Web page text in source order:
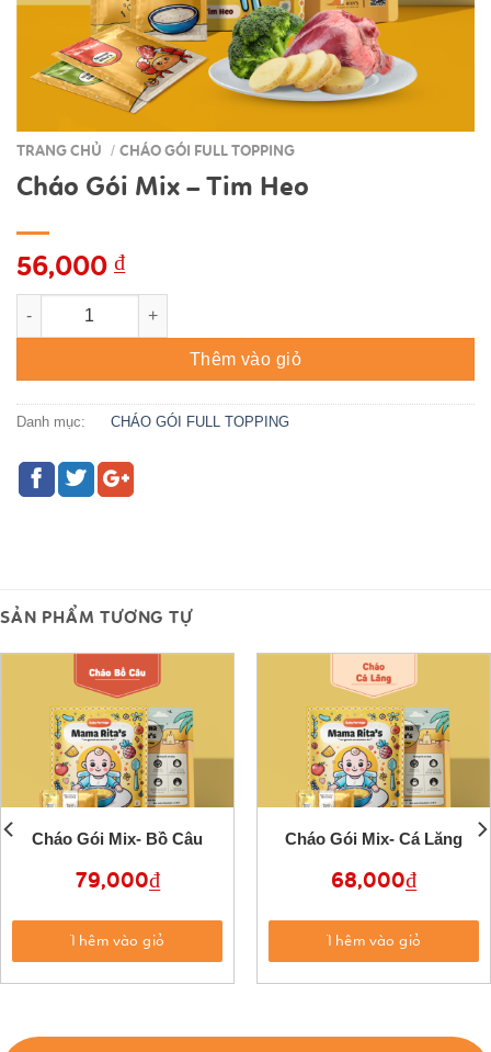
TRANG CHỦ / CHÁO GÓI FULL TOPPING
Cháo Gói Mix – Tim Heo
56,000 ₫
Cháo Gói Mix - Tim Heo số lượng
Thêm vào giỏ
Danh mục: CHÁO GÓI FULL TOPPING
SẢN PHẨM TƯƠNG TỰ
Cháo Gói Mix- Bồ Câu
79,000₫
Thêm vào giỏ
Cháo Gói Mix- Cá Lăng
68,000₫
Thêm vào giỏ